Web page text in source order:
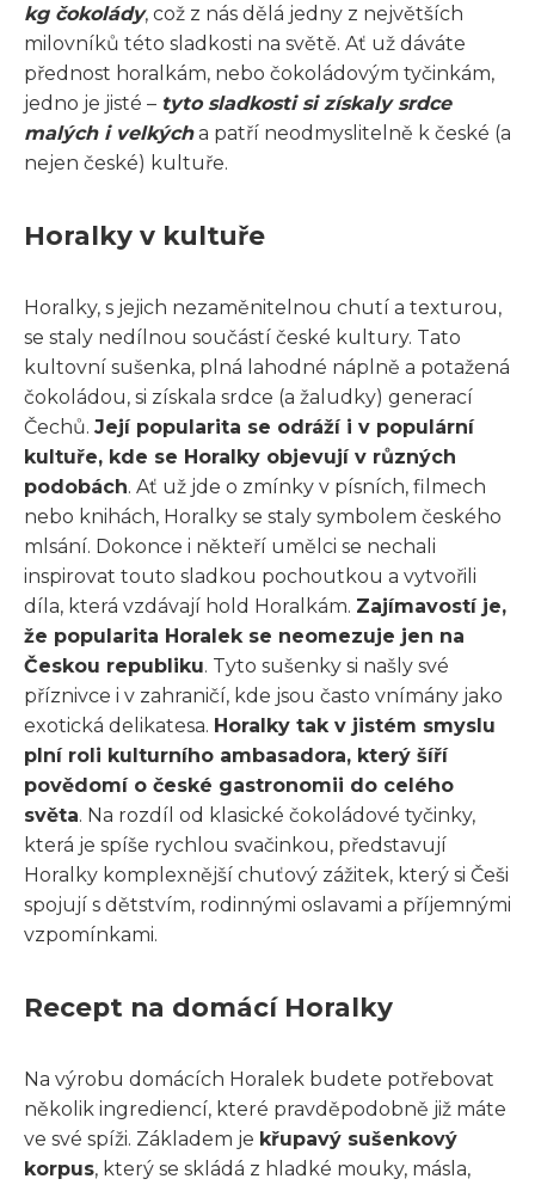
kg čokolády, což z nás dělá jedny z největších
milovníků této sladkosti na světě. Ať už dáváte
přednost horalkám, nebo čokoládovým tyčinkám,
jedno je jisté – tyto sladkosti si získaly srdce
malých i velkýcha patří neodmyslitelně k české (a
nejen české) kultuře.
Horalky v kultuře
Horalky, s jejich nezaměnitelnou chutí a texturou,
se staly nedílnou součástí české kultury. Tato
kultovní sušenka, plná lahodné náplně a potažená
čokoládou, si získala srdce (a žaludky) generací
Čechů. Její popularita se odráží i v populární
kultuře, kde se Horalky objevují v různých
podobách. Ať už jde o zmínky v písních, filmech
nebo knihách, Horalky se staly symbolem českého
mlsání. Dokonce i někteří umělci se nechali
inspirovat touto sladkou pochoutkou a vytvořili
díla, která vzdávají hold Horalkám. Zajímavostí je,
že popularita Horalek se neomezuje jen na
Českou republiku. Tyto sušenky si našly své
příznivce i v zahraničí, kde jsou často vnímány jako
exotická delikatesa. Horalky tak v jistém smyslu
plní roli kulturního ambasadora, který šíří
povědomí o české gastronomii do celého
světa. Na rozdíl od klasické čokoládové tyčinky,
která je spíše rychlou svačinkou, představují
Horalky komplexnější chuťový zážitek, který si Češi
spojují s dětstvím, rodinnými oslavami a příjemnými
vzpomínkami.
Recept na domácí Horalky
Na výrobu domácích Horalek budete potřebovat
několik ingrediencí, které pravděpodobně již máte
ve své spíži. Základem je křupavý sušenkový
korpus, který se skládá z hladké mouky, másla,